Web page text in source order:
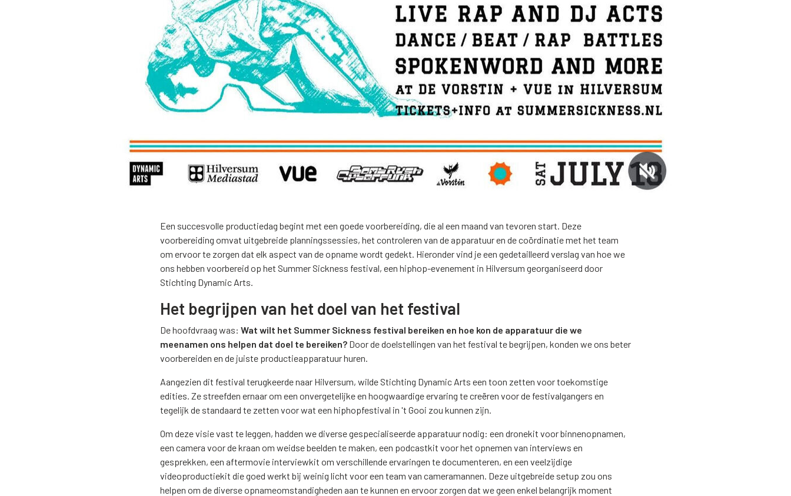
Een succesvolle productiedag begint met een goede voorbereiding, die al een maand van tevoren start. Deze
voorbereiding omvat uitgebreide planningssessies, het controleren van de apparatuur en de coördinatie met het team
om ervoor te zorgen dat elk aspect van de opname wordt gedekt. Hieronder vind je een gedetailleerd verslag van hoe we
ons hebben voorbereid op het Summer Sickness festival, een hiphop-evenement in Hilversum georganiseerd door
Stichting Dynamic Arts.
Het begrijpen van het doel van het festival
De hoofdvraag was: Wat wilt het Summer Sickness festival bereiken en hoe kon de apparatuur die we
meenamen ons helpen dat doel te bereiken? Door de doelstellingen van het festival te begrijpen, konden we ons beter
voorbereiden en de juiste productieapparatuur huren.
Aangezien dit festival terugkeerde naar Hilversum, wilde Stichting Dynamic Arts een toon zetten voor toekomstige
edities. Ze streefden ernaar om een onvergetelijke en hoogwaardige ervaring te creëren voor de festivalgangers en
tegelijk de standaard te zetten voor wat een hiphopfestival in 't Gooi zou kunnen zijn.
Om deze visie vast te leggen, hadden we diverse gespecialiseerde apparatuur nodig: een dronekit voor binnenopnamen,
een camera voor de kraan om weidse beelden te maken, een podcastkit voor het opnemen van interviews en
gesprekken, een aftermovie interviewkit om verschillende ervaringen te documenteren, en een veelzijdige
videoproductiekit die goed werkt bij weinig licht voor een team van cameramannen. Deze uitgebreide setup zou ons
helpen om de diverse opnameomstandigheden aan te kunnen en ervoor zorgen dat we geen enkel belangrijk moment